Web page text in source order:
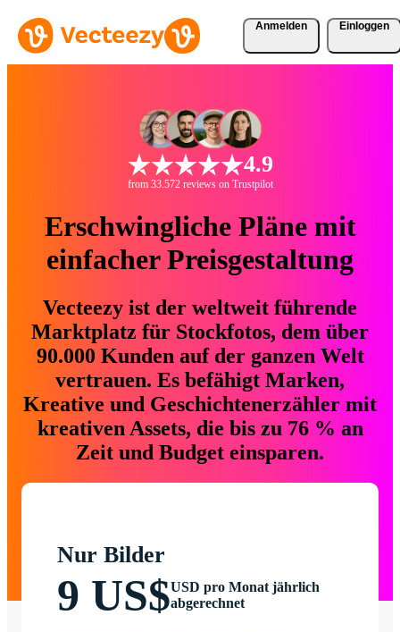
Anmelden Einloggen
4.9
from 33.572 reviews on Trustpilot
Erschwingliche Pläne mit
einfacher Preisgestaltung
Vecteezy ist der weltweit führende
Marktplatz für Stockfotos, dem über
90.000 Kunden auf der ganzen Welt
vertrauen. Es befähigt Marken,
Kreative und Geschichtenerzähler mit
kreativen Assets, die bis zu 76 % an
Zeit und Budget einsparen.
Nur Bilder
9 US$USD pro Monat jährlich
abgerechnet